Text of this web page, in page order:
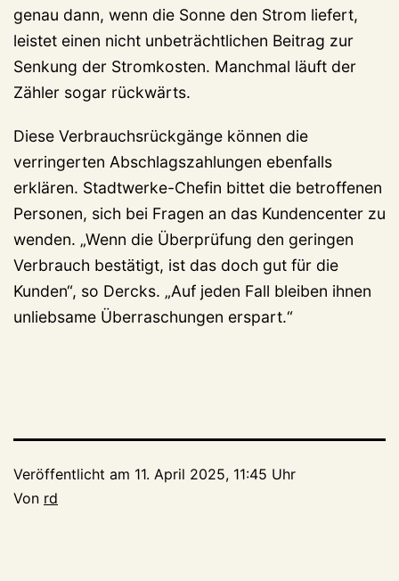
genau dann, wenn die Sonne den Strom liefert,
leistet einen nicht unbeträchtlichen Beitrag zur
Senkung der Stromkosten. Manchmal läuft der
Zähler sogar rückwärts.
Diese Verbrauchsrückgänge können die
verringerten Abschlagszahlungen ebenfalls
erklären. Stadtwerke-Chefin bittet die betroffenen
Personen, sich bei Fragen an das Kundencenter zu
wenden. „Wenn die Überprüfung den geringen
Verbrauch bestätigt, ist das doch gut für die
Kunden“, so Dercks. „Auf jeden Fall bleiben ihnen
unliebsame Überraschungen erspart.“
Veröffentlicht am 11. April 2025, 11:45 Uhr
Von rd